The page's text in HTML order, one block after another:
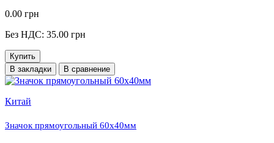
0.00 грн
Без НДС: 35.00 грн
Купить
В закладки
В сравнение
Китай
Значок прямоугольный 60х40мм